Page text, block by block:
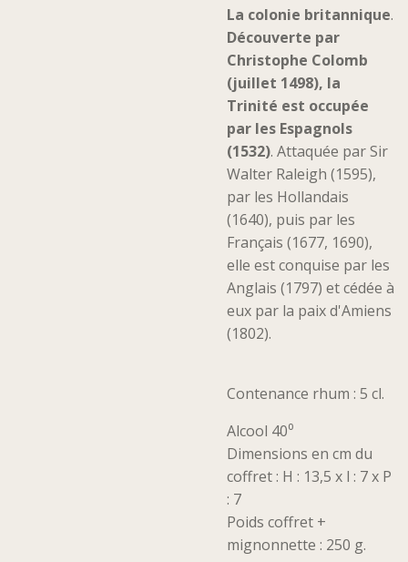
La colonie britannique.
Découverte par
Christophe Colomb
(juillet 1498), la
Trinité est occupée
par les Espagnols
(1532). Attaquée par Sir
Walter Raleigh (1595),
par les Hollandais
(1640), puis par les
Français (1677, 1690),
elle est conquise par les
Anglais (1797) et cédée à
eux par la paix d'Amiens
(1802).
Contenance rhum : 5 cl.
Alcool 40⁰
Dimensions en cm du
coffret : H : 13,5 x l : 7 x P
: 7
Poids coffret +
mignonnette : 250 g.